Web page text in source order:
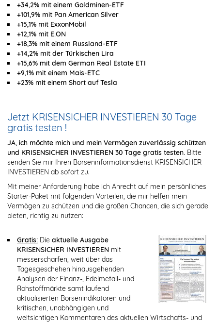
+34,2% mit einem Goldminen-ETF
+101,9% mit Pan American Silver
+15,1% mit ExxonMobil
+12,1% mit E.ON
+18,3% mit einem Russland-ETF
+14,2% mit der Türkischen Lira
+15,6% mit dem German Real Estate ETI
+9,1% mit einem Mais-ETC
+23% mit einem Short auf Tesla
Jetzt KRISENSICHER INVESTIEREN 30 Tage
gratis testen !
JA, ich möchte mich und mein Vermögen zuverlässig schützen
und KRISENSICHER INVESTIEREN 30 Tage gratis testen. Bitte
senden Sie mir Ihren Börseninformationsdienst KRISENSICHER
INVESTIEREN ab sofort zu.
Mit meiner Anforderung habe ich Anrecht auf mein persönliches
Starter-Paket mit folgenden Vorteilen, die mir helfen mein
Vermögen zu schützen und die großen Chancen, die sich gerade
bieten, richtig zu nutzen:
Gratis: Die aktuelle Ausgabe
KRISENSICHER INVESTIEREN mit
messerscharfen, weit über das
Tagesgeschehen hinausgehenden
Analysen der Finanz-, Edelmetall- und
Rohstoffmärkte samt laufend
aktualisierten Börsenindikatoren und
kritischen, unabhängigen und
weitsichtigen Kommentaren des aktuellen Wirtschafts- und